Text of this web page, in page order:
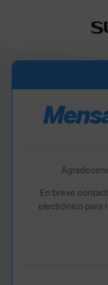
En breve
electrónico para